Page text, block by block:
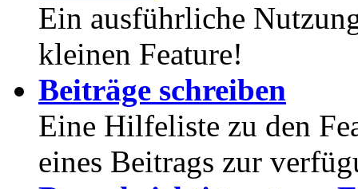
Ein ausführliche
kleinen Feature!
Beiträge schreiben
Eine Hilfeliste zu den
eines Beitrags zur